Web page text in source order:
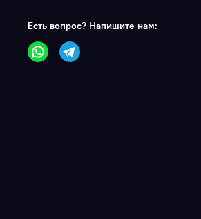
Есть вопрос? Напишите нам: